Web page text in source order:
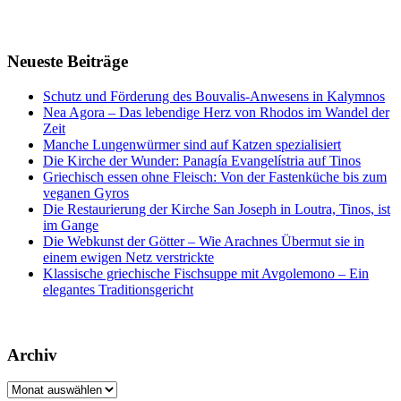
Neueste Beiträge
Schutz und Förderung des Bouvalis-Anwesens in Kalymnos
Nea Agora – Das lebendige Herz von Rhodos im Wandel der
Zeit
Manche Lungenwürmer sind auf Katzen spezialisiert
Die Kirche der Wunder: Panagía Evangelístria auf Tinos
Griechisch essen ohne Fleisch: Von der Fastenküche bis zum
veganen Gyros
Die Restaurierung der Kirche San Joseph in Loutra, Tinos, ist
im Gange
Die Webkunst der Götter – Wie Arachnes Übermut sie in
einem ewigen Netz verstrickte
Klassische griechische Fischsuppe mit Avgolemono – Ein
elegantes Traditionsgericht
Archiv
Archiv